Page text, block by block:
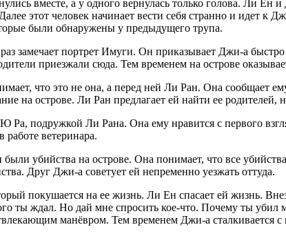
вместе, а у одного вернулась только голова. Ли
этот человек начинает вести себя странно и идет к
были обнаружены у предыдущего трупа.
замечает портрет Имуги. Он приказывает Джи-а быстро
приезжали сюда. Тем временем на острове
что это не она, а перед ней Ли Ран. Она сообщает
на острове. Ли Ран предлагает ей найти ее родителей,
подружкой Ли Рана. Она ему нравится с первого
ветеринара.
убийства на острове. Она понимает, что все
Друг Джи-а советует ей непременно уезжать оттуда.
покушается на ее жизнь. Ли Ен спасает ей жизнь.
ты ждал. Но дай мне спросить кое-что. Почему ты
манёвром. Тем временем Джи-а сталкивается